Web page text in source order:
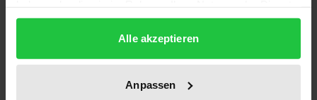
gesammelt haben.
Alle akzeptieren
Anpassen
Gerichtshofs zu diesem Rechtsgebiet ein und
die mitgliedstaatlichen Rechtsordnungen kurz und